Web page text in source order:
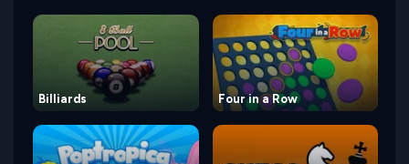
Billiards Four in a Row